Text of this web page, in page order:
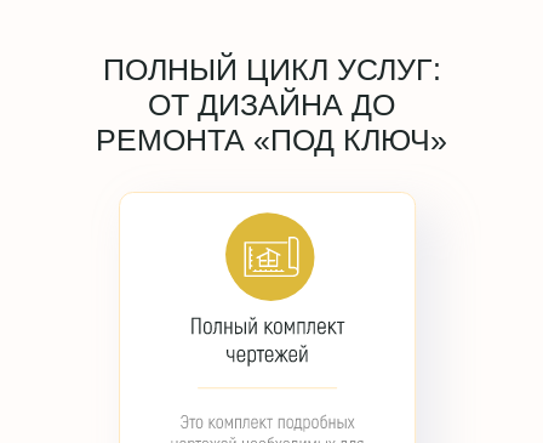
ПОЛНЫЙ ЦИКЛ УСЛУГ:
ОТ ДИЗАЙНА ДО
РЕМОНТА «ПОД КЛЮЧ»